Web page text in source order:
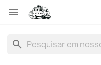

search